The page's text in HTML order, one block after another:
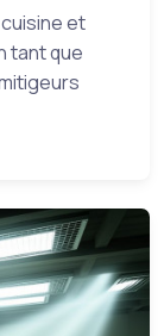
et
tant que